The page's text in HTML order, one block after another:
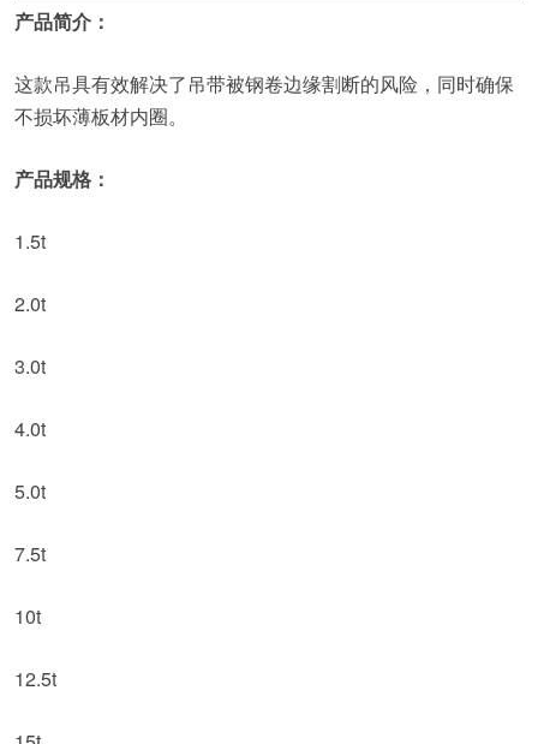
产品简介：
这款吊具有效解决了吊带被钢卷边缘割断的风险，同时确保
不损坏薄板材内圈。
产品规格：
1.5t
2.0t
3.0t
4.0t
5.0t
7.5t
10t
12.5t